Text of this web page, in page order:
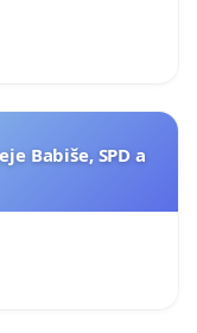
Babiše, SPD a